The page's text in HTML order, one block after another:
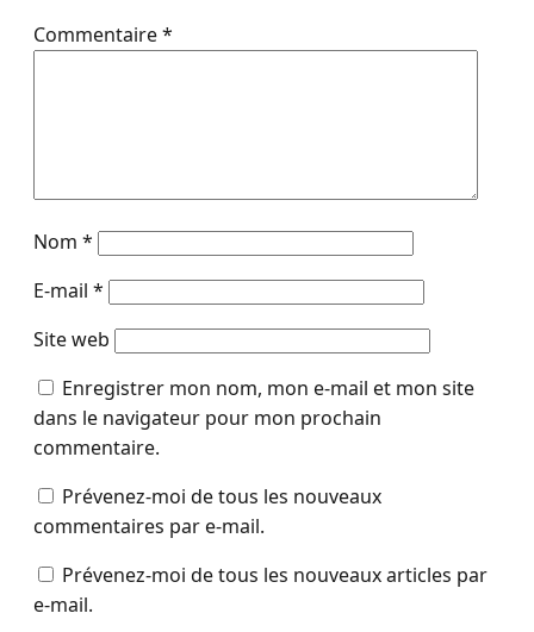
Commentaire*
Nom *
E-mail *
Site web
Enregistrer mon nom, mon e-mail et mon site
dans le navigateur pour mon prochain
commentaire.
Prévenez-moi de tous les nouveaux
commentaires par e-mail.
Prévenez-moi de tous les nouveaux articles par
e-mail.